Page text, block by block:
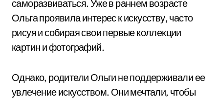
саморазвиваться. Уже в раннем возрасте
Ольга проявила интерес к искусству, часто
рисуя и собирая свои первые коллекции
картин и фотографий.
Однако, родители Ольги не поддерживали ее
увлечение искусством. Они мечтали, чтобы